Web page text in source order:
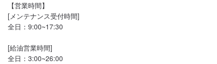
【営業時間】
[メンテナンス受付時間]
全日：9:00~17:30
[給油営業時間]
全日：3:00~26:00